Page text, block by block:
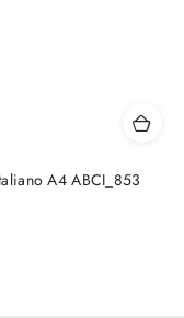
A4 ABCI_853